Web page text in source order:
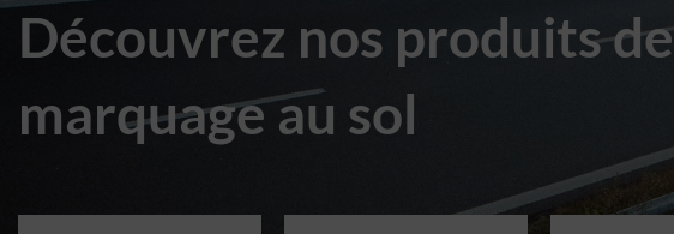
Découvrez nos produits de
marquage au sol